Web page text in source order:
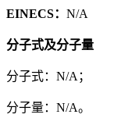
EINECS： N/A
分子式及分子量
分子式：N/A；
分子量：N/A。